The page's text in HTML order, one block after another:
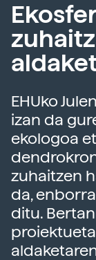
EHUko
izan da
ekologoa
zuhaitzen
da,
ditu.